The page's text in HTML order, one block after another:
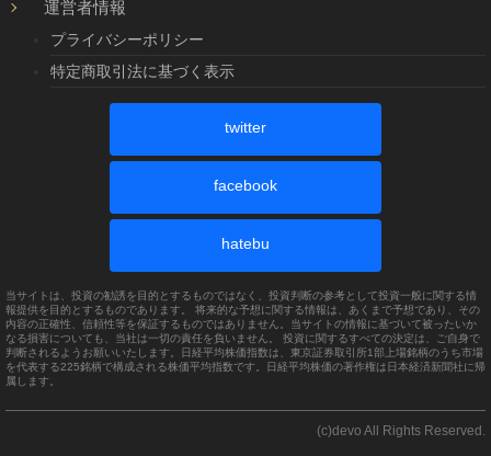
運営者情報
プライバシーポリシー
特定商取引法に基づく表示
twitter
facebook
hatebu
当サイトは、投資の勧誘を目的とするものではなく、投資判断の参考として投資一般に関する情
報提供を目的とするものであります。 将来的な予想に関する情報は、あくまで予想であり、その
内容の正確性、信頼性等を保証するものではありません。当サイトの情報に基づいて被ったいか
なる損害についても、当社は一切の責任を負いません。 投資に関するすべての決定は、ご自身で
判断されるようお願いいたします。日経平均株価指数は、東京証券取引所1部上場銘柄のうち市場
を代表する225銘柄で構成される株価平均指数です。日経平均株価の著作権は日本経済新聞社に帰
属します。
(c)devo All Rights Reserved.